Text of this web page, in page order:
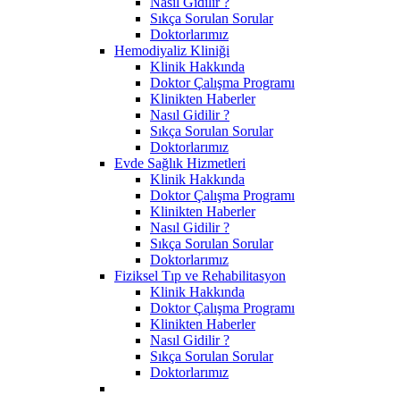
Sıkça Sorulan Sorular
Doktorlarımız
Hemodiyaliz Kliniği
Klinik Hakkında
Doktor Çalışma Programı
Klinikten Haberler
Nasıl Gidilir ?
Sıkça Sorulan Sorular
Doktorlarımız
Evde Sağlık Hizmetleri
Klinik Hakkında
Doktor Çalışma Programı
Klinikten Haberler
Nasıl Gidilir ?
Sıkça Sorulan Sorular
Doktorlarımız
Fiziksel Tıp ve Rehabilitasyon
Klinik Hakkında
Doktor Çalışma Programı
Klinikten Haberler
Nasıl Gidilir ?
Sıkça Sorulan Sorular
Doktorlarımız